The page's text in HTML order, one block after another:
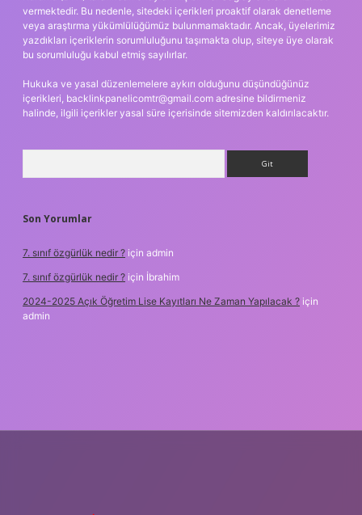
vermektedir. Bu nedenle, sitedeki içerikleri proaktif olarak denetleme
veya araştırma yükümlülüğümüz bulunmamaktadır. Ancak, üyelerimiz
yazdıkları içeriklerin sorumluluğunu taşımakta olup, siteye üye olarak
bu sorumluluğu kabul etmiş sayılırlar.
Hukuka ve yasal düzenlemelere aykırı olduğunu düşündüğünüz
içerikleri, backlinkpanelicomtr@gmail.com adresine bildirmeniz
halinde, ilgili içerikler yasal süre içerisinde sitemizden kaldırılacaktır.
Son Yorumlar
7. sınıf özgürlük nedir ? için admin
7. sınıf özgürlük nedir ? için İbrahim
2024-2025 Açık Öğretim Lise Kayıtları Ne Zaman Yapılacak ? için
admin